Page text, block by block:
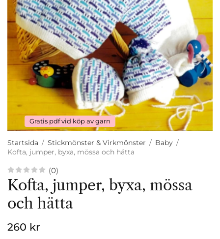
Gratis pdf vid köp av garn
Startsida / Stickmönster & Virkmönster / Baby /
Kofta, jumper, byxa, mössa och hätta
(0)
Kofta, jumper, byxa, mössa
och hätta
260 kr